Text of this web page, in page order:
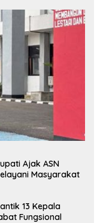
Ajak ASN
Masyarakat
13 Kepala
Fungsional